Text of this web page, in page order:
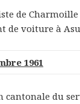
de
de voiture à
1961
cantonale du